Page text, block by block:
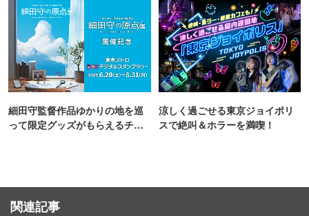
細田守監督作品ゆかりの地を巡
って限定グッズがもらえるチャ
涼しく過ごせる東京ジョイポリ
スで絶叫＆ホラーを満喫！
関連記事